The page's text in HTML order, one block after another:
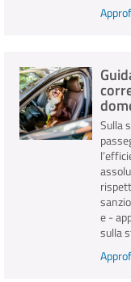
Sulla
e -
sulla